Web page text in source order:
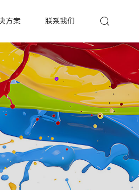
方案 联系我们